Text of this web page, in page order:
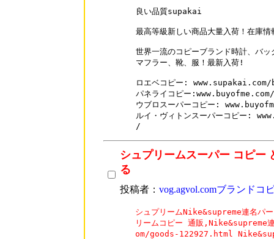
良い品質supakai
最高等級新しい商品大量入荷！在
世界一流のコピーブランド時計、バ
マフラー、靴、服！最新入荷!
ロエベコピー:
パネライコピー
ウブロスーパーコピー:
ルイ・ヴィトンスーパーコピー:
シュプリームスーパー コピー
る
投稿者： vog.agvol.comブランドコ
シュプリームNike&supreme連名パ
リームコピー 通販
om/goods-122927.html